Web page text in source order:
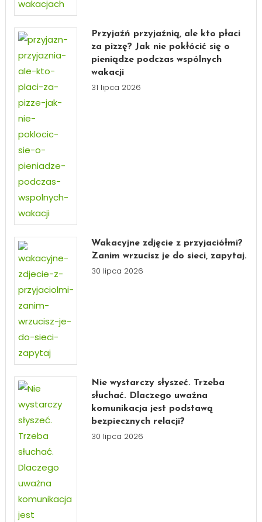
Przyjaźń przyjaźnią, ale kto płaci
za pizzę? Jak nie pokłócić się o
pieniądze podczas wspólnych
wakacji
31 lipca 2026
Wakacyjne zdjęcie z przyjaciółmi?
Zanim wrzucisz je do sieci, zapytaj.
30 lipca 2026
Nie wystarczy słyszeć. Trzeba
słuchać. Dlaczego uważna
komunikacja jest podstawą
bezpiecznych relacji?
30 lipca 2026